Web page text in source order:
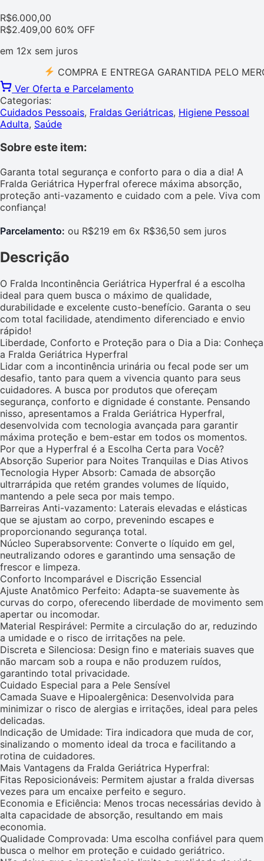
R$6.000,00
R$2.409,00 60% OFF
em 12x sem juros
COMPRA E ENTREGA GARANTIDA PELO MERCADO
Ver Oferta e Parcelamento
Categorias:
Cuidados Pessoais, Fraldas Geriátricas, Higiene Pessoal
Adulta, Saúde
Sobre este item:
Garanta total segurança e conforto para o dia a dia! A
Fralda Geriátrica Hyperfral oferece máxima absorção,
proteção anti-vazamento e cuidado com a pele. Viva com
confiança!
Parcelamento: ou R$219 em 6x R$36,50 sem juros
Descrição
O Fralda Incontinência Geriátrica Hyperfral é a escolha
ideal para quem busca o máximo de qualidade,
durabilidade e excelente custo-benefício. Garanta o seu
com total facilidade, atendimento diferenciado e envio
rápido!
Liberdade, Conforto e Proteção para o Dia a Dia: Conheça
a Fralda Geriátrica Hyperfral
Lidar com a incontinência urinária ou fecal pode ser um
desafio, tanto para quem a vivencia quanto para seus
cuidadores. A busca por produtos que ofereçam
segurança, conforto e dignidade é constante. Pensando
nisso, apresentamos a Fralda Geriátrica Hyperfral,
desenvolvida com tecnologia avançada para garantir
máxima proteção e bem-estar em todos os momentos.
Por que a Hyperfral é a Escolha Certa para Você?
Absorção Superior para Noites Tranquilas e Dias Ativos
Tecnologia Hyper Absorb: Camada de absorção
ultrarrápida que retém grandes volumes de líquido,
mantendo a pele seca por mais tempo.
Barreiras Anti-vazamento: Laterais elevadas e elásticas
que se ajustam ao corpo, prevenindo escapes e
proporcionando segurança total.
Núcleo Superabsorvente: Converte o líquido em gel,
neutralizando odores e garantindo uma sensação de
frescor e limpeza.
Conforto Incomparável e Discrição Essencial
Ajuste Anatômico Perfeito: Adapta-se suavemente às
curvas do corpo, oferecendo liberdade de movimento sem
apertar ou incomodar.
Material Respirável: Permite a circulação do ar, reduzindo
a umidade e o risco de irritações na pele.
Discreta e Silenciosa: Design fino e materiais suaves que
não marcam sob a roupa e não produzem ruídos,
garantindo total privacidade.
Cuidado Especial para a Pele Sensível
Camada Suave e Hipoalergênica: Desenvolvida para
minimizar o risco de alergias e irritações, ideal para peles
delicadas.
Indicação de Umidade: Tira indicadora que muda de cor,
sinalizando o momento ideal da troca e facilitando a
rotina de cuidadores.
Mais Vantagens da Fralda Geriátrica Hyperfral:
Fitas Reposicionáveis: Permitem ajustar a fralda diversas
vezes para um encaixe perfeito e seguro.
Economia e Eficiência: Menos trocas necessárias devido à
alta capacidade de absorção, resultando em mais
economia.
Qualidade Comprovada: Uma escolha confiável para quem
busca o melhor em proteção e cuidado geriátrico.